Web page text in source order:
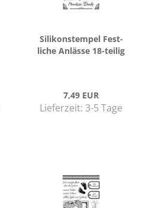
Si­li­kon­stem­pel Fest­
li­che An­läs­se 18-​tei­lig
7,49 EUR
Lieferzeit: 3-5 Tage